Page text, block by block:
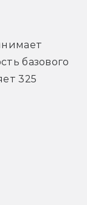
базового
325